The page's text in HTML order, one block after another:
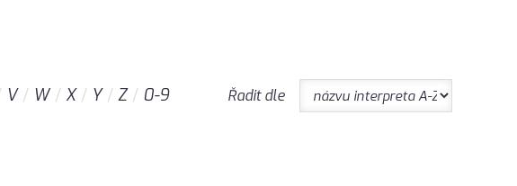
V W X Y Z 0-9 Řadit dle